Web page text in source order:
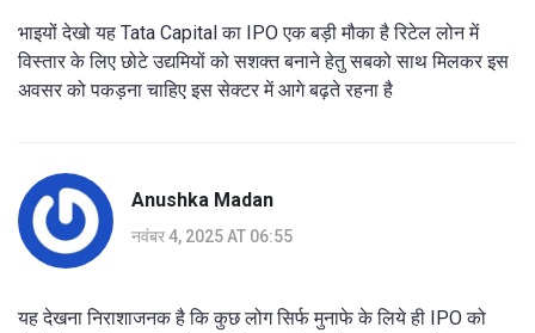
भाइयों देखो यह Tata Capital का IPO एक बड़ी मौका है रिटेल लोन में
विस्तार के लिए छोटे उद्यमियों को सशक्त बनाने हेतु सबको साथ मिलकर इस
अवसर को पकड़ना चाहिए इस सेक्टर में आगे बढ़ते रहना है
Anushka Madan
नवंबर 4, 2025 AT 06:55
यह देखना निराशाजनक है कि कुछ लोग सिर्फ मुनाफे के लिये ही IPO को